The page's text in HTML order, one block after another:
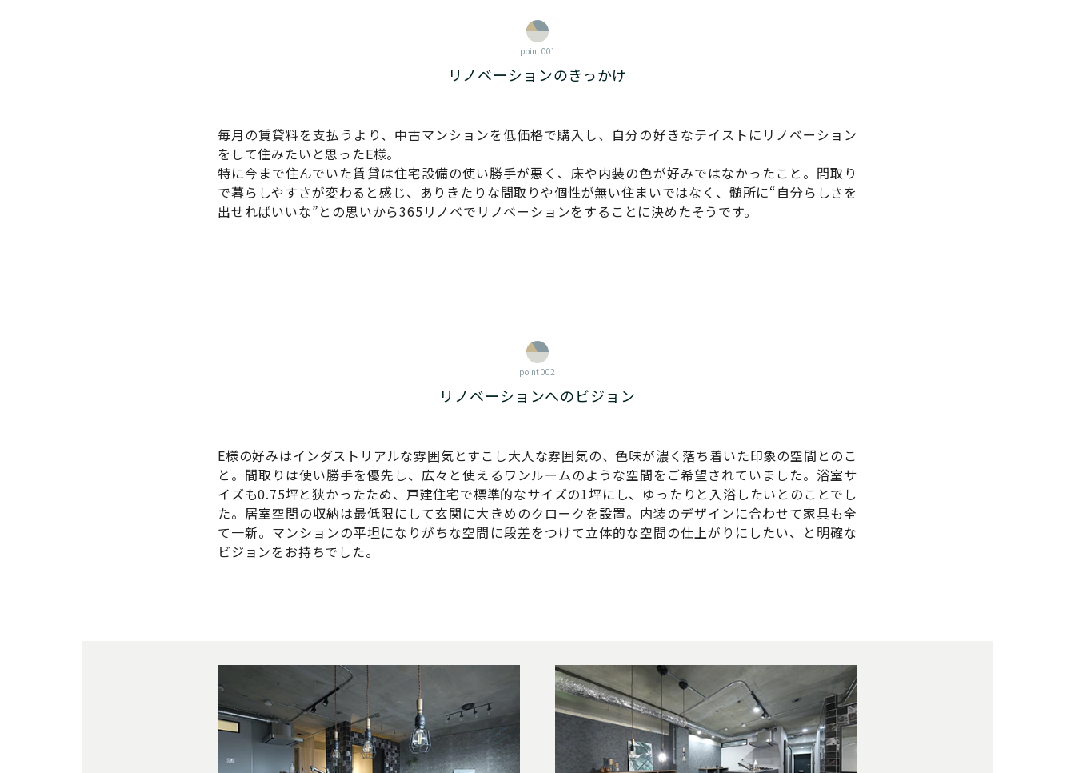
point 001
リノベーションのきっかけ
毎月の賃貸料を支払うより、中古マンションを低価格で購入し、自分の好きなテイストにリノベーション
をして住みたいと思ったE様。
特に今まで住んでいた賃貸は住宅設備の使い勝手が悪く、床や内装の色が好みではなかったこと。間取り
で暮らしやすさが変わると感じ、ありきたりな間取りや個性が無い住まいではなく、髄所に“自分らしさを
出せればいいな”との思いから365リノベでリノベーションをすることに決めたそうです。
point 002
リノベーションへのビジョン
E様の好みはインダストリアルな雰囲気とすこし大人な雰囲気の、色味が濃く落ち着いた印象の空間とのこ
と。間取りは使い勝手を優先し、広々と使えるワンルームのような空間をご希望されていました。浴室サ
イズも0.75坪と狭かったため、戸建住宅で標準的なサイズの1坪にし、ゆったりと入浴したいとのことでし
た。居室空間の収納は最低限にして玄関に大きめのクロークを設置。内装のデザインに合わせて家具も全
て一新。マンションの平坦になりがちな空間に段差をつけて立体的な空間の仕上がりにしたい、と明確な
ビジョンをお持ちでした。